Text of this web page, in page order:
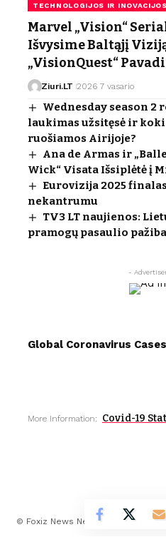
TECHNOLOGIJOS IR INOVACIJOS
Marvel „Vision“
Išvysime Baltąjį
„VisionQuest“
Ziuri.LT 2026 7 vasario
Wednesday season 2
laukimas užsitęsė ir
ruošiamos Airijoje?
Ana de Armas ir
Wick“ Visata Išsiplėtė į
Eurovizija 2025
nekantrumu
TV3 LT naujienos:
pramogų pasaulio pažiba
-
Global Coronavirus Cases
More Information: Covid-19
© Foxiz News Network. Ruby